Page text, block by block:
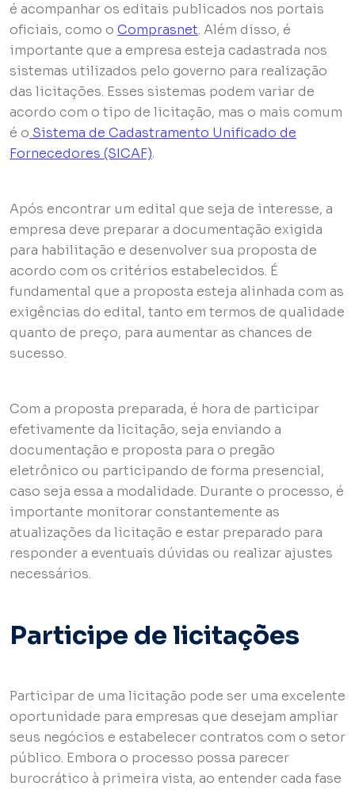
é acompanhar os editais publicados nos portais
oficiais, como o Comprasnet. Além disso, é
importante que a empresa esteja cadastrada nos
sistemas utilizados pelo governo para realização
das licitações. Esses sistemas podem variar de
acordo com o tipo de licitação, mas o mais comum
é o Sistema de Cadastramento Unificado de
Fornecedores (SICAF).
Após encontrar um edital que seja de interesse, a
empresa deve preparar a documentação exigida
para habilitação e desenvolver sua proposta de
acordo com os critérios estabelecidos. É
fundamental que a proposta esteja alinhada com as
exigências do edital, tanto em termos de qualidade
quanto de preço, para aumentar as chances de
sucesso.
Com a proposta preparada, é hora de participar
efetivamente da licitação, seja enviando a
documentação e proposta para o pregão
eletrônico ou participando de forma presencial,
caso seja essa a modalidade. Durante o processo, é
importante monitorar constantemente as
atualizações da licitação e estar preparado para
responder a eventuais dúvidas ou realizar ajustes
necessários.
Participe de licitações
Participar de uma licitação pode ser uma excelente
oportunidade para empresas que desejam ampliar
seus negócios e estabelecer contratos com o setor
público. Embora o processo possa parecer
burocrático à primeira vista, ao entender cada fase